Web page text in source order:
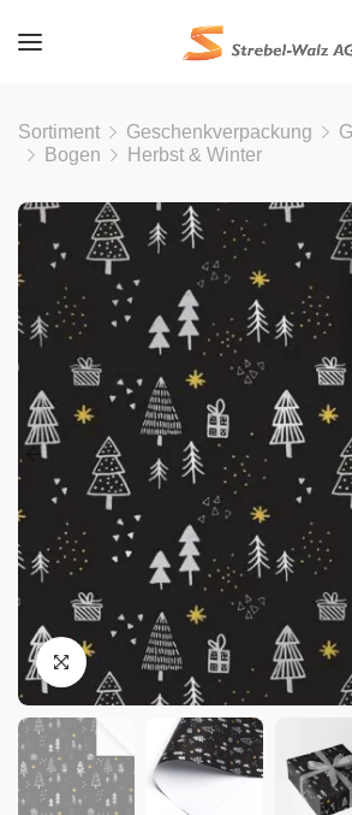
Sortiment Geschenkverpackung
Bogen
Herbst & Winter